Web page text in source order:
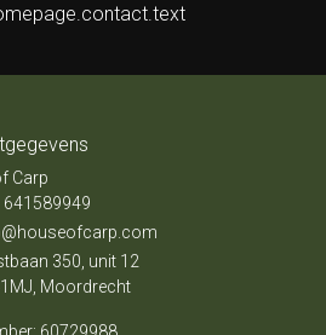
Carp
641589949
350, unit 12
Moordrecht